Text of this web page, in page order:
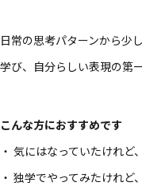
日常の思考パターンから少
学び、自分らしい表現の第
こんな方におすすめです
・ 気にはなっていたけれ
・ 独学でやってみたけれ